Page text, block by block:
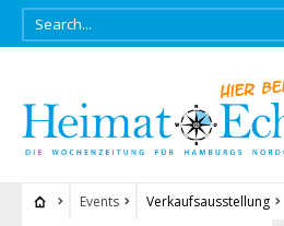
Events Verkaufsausstellung